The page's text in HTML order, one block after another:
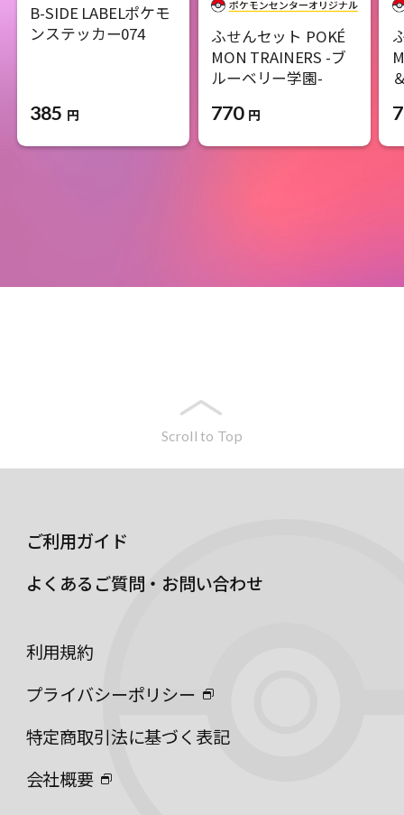
B-SIDE LABELポケモ
ンステッカー074
385 円
ふせんセット POKÉ
MON TRAINERS -ブ
ルーベリー学園-
770 円
Scroll to Top
ご利用ガイド
よくあるご質問・お問い合わせ
利用規約
プライバシーポリシー
特定商取引法に基づく表記
会社概要